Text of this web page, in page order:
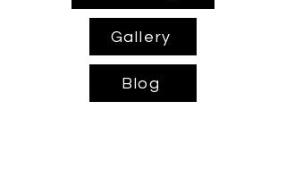
Gallery
Blog